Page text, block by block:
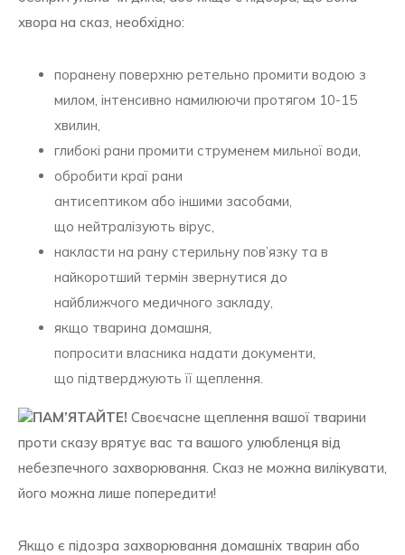
хвора на сказ, необхідно:
поранену поверхню ретельно промити водою з
милом, інтенсивно намилюючи протягом 10-15
хвилин,
глибокі рани промити струменем мильної води,
обробити краї рани
антисептиком або іншими засобами,
що нейтралізують вірус,
накласти на рану стерильну пов’язку та в
найкоротший термін звернутися до
найближчого медичного закладу,
якщо тварина домашня,
попросити власника надати документи,
що підтверджують її щеплення.
ПАМ’ЯТАЙТЕ! Своєчасне щеплення вашої тварини
проти сказу врятує вас та вашого улюбленця від
небезпечного захворювання. Сказ не можна вилікувати,
його можна лише попередити!
Якщо є підозра захворювання домашніх тварин або